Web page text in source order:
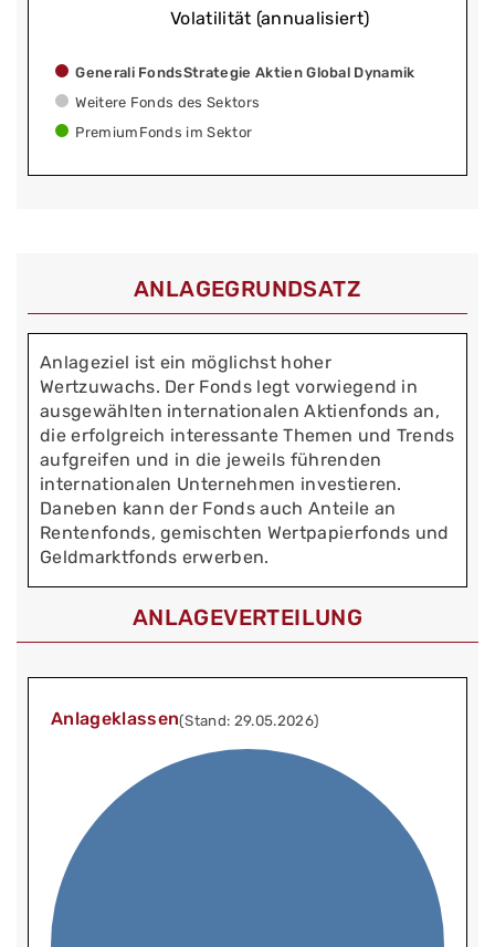
Volatilität (annualisiert)
Generali FondsStrategie Aktien Global Dynamik
Weitere Fonds des Sektors
PremiumFonds im Sektor
ANLAGEGRUNDSATZ
Anlageziel ist ein möglichst hoher
Wertzuwachs. Der Fonds legt vorwiegend in
ausgewählten internationalen Aktienfonds an,
die erfolgreich interessante Themen und Trends
aufgreifen und in die jeweils führenden
internationalen Unternehmen investieren.
Daneben kann der Fonds auch Anteile an
Rentenfonds, gemischten Wertpapierfonds und
Geldmarktfonds erwerben.
ANLAGEVERTEILUNG
Anlageklassen(Stand: 29.05.2026)